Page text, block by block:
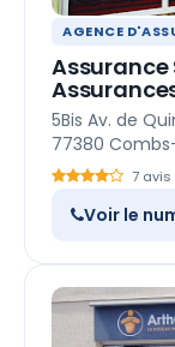
AGENCE
Assurance
5Bis Av. de
77380
7 avis
Voir le